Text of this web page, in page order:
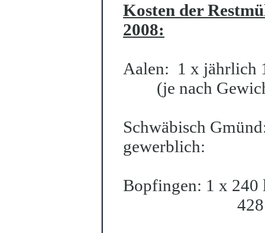
Kosten der
2008:
Aalen: 1 x jährlich
(je nach
Schwäbisch
gewerblich:
Bopfingen: 1 x